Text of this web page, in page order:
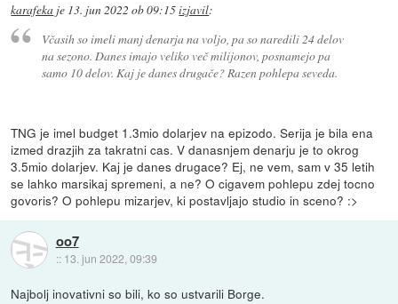
karafeka je 13. jun 2022 ob 09:15izjavil:
Včasih so imeli manj denarja na voljo, pa so naredili 24 delov
na sezono. Danes imajo veliko več milijonov, posnamejo pa
samo 10 delov. Kaj je danes drugače? Razen pohlepa seveda.
TNG je imel budget 1.3mio dolarjev na epizodo. Serija je bila ena
izmed drazjih za takratni cas. V danasnjem denarju je to okrog
3.5mio dolarjev. Kaj je danes drugace? Ej, ne vem, sam v 35 letih
se lahko marsikaj spremeni, a ne? O cigavem pohlepu zdej tocno
govoris? O pohlepu mizarjev, ki postavljajo studio in sceno? :>
oo7
:: 13. jun 2022, 09:39
Najbolj inovativni so bili, ko so ustvarili Borge.